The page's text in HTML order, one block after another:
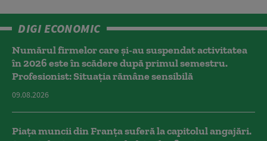
DIGI ECONOMIC
Numărul firmelor care și-au suspendat activitatea
în 2026 este în scădere după primul semestru.
Profesionist: Situația rămâne sensibilă
09.08.2026
Piața muncii din Franța suferă la capitolul angajări.